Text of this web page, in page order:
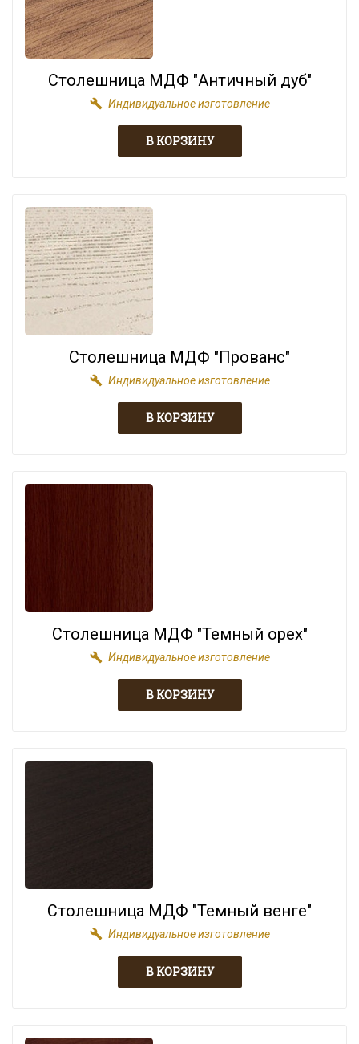
Столешница МДФ "Античный дуб"
build Индивидуальное изготовление
Столешница МДФ "Прованс"
build Индивидуальное изготовление
Столешница МДФ "Темный орех"
build Индивидуальное изготовление
Столешница МДФ "Темный венге"
build Индивидуальное изготовление